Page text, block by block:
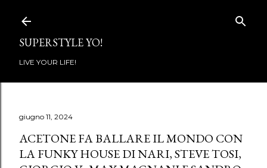
SUPERSTYLE YO!
LIVE YOUR LIFE!
giugno 11, 2024
ACETONE FA BALLARE IL MONDO CON
LA FUNKY HOUSE DI NARI, STEVE TOSI,